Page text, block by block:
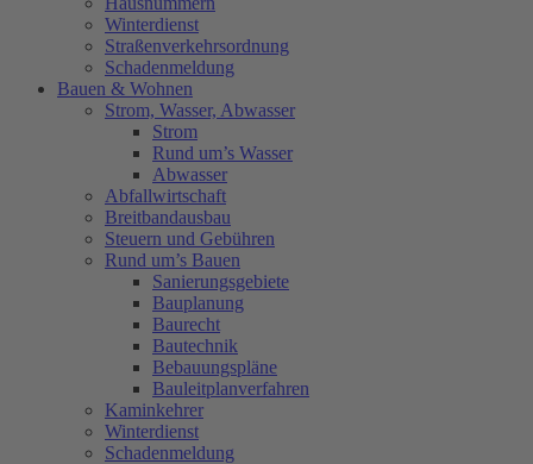
Winterdienst
Straßenverkehrsordnung
Schadenmeldung
Bauen & Wohnen
Strom, Wasser, Abwasser
Strom
Rund um’s Wasser
Abwasser
Abfallwirtschaft
Breitbandausbau
Steuern und Gebühren
Rund um’s Bauen
Sanierungsgebiete
Bauplanung
Baurecht
Bautechnik
Bebauungspläne
Bauleitplanverfahren
Kaminkehrer
Winterdienst
Schadenmeldung